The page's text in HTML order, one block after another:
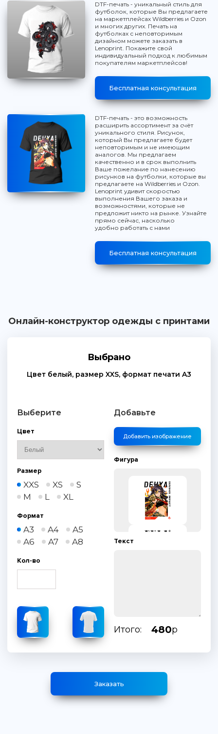
DTF-печать - уникальный стиль для
футболок, которые Вы предлагаете
на маркетплейсах Wildberries и Ozon
и многих других. Печать на
футболках с неповторимым
дизайном можете заказать в
Lenoprint. Покажите свой
индивидуальный подход к любимым
покупателям маркетплейсов!
Бесплатная консультация
DTF-печать - это возможность
расширить ассортимент за счёт
уникального стиля. Рисунок,
который Вы предлагаете будет
неповторимым и не имеющим
аналогов. Мы предлагаем
качественно и в срок выполнить
Ваше пожелание по нанесению
рисунков на футболки, которые вы
предлагаете на Wildberries и Ozon.
Lenoprint удивит скоростью
выполнения Вашего заказа и
возможностями, которые не
предложит никто на рынке. Узнайте
прямо сейчас, насколько
удобно работать с нами
Бесплатная консультация
Онлайн-конструктор одежды с принтами
Выбрано
Цвет белый, размер XXS, формат печати A3
Выберите
Цвет
Размер
XXS XS
S
M
L XL
Формат
A3 A4
A5
A6
A7 A8
Кол-во
Добавьте
Добавить изображение
Фигура
Текст
Итого: 480р